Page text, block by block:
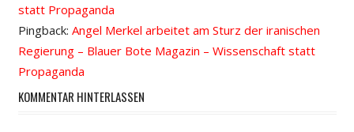
statt Propaganda
Pingback: Angel Merkel arbeitet am Sturz der iranischen
Regierung – Blauer Bote Magazin – Wissenschaft statt
Propaganda
KOMMENTAR HINTERLASSEN